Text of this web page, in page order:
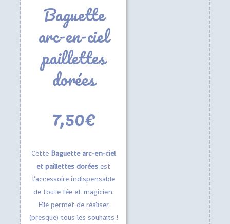
Baguette
arc-en-ciel
paillettes
dorées
7,50€
Cette Baguette arc-en-ciel
et paillettes dorées est
l’accessoire indispensable
de toute fée et magicien.
Elle permet de réaliser
(presque) tous les souhaits !